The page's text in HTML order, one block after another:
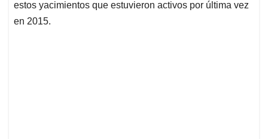
estos yacimientos que estuvieron activos por última vez
en 2015.